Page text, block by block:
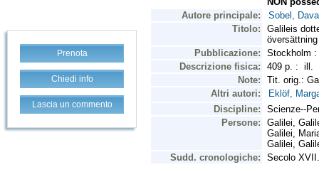
Prenota
Chiedi info
Lascia un commento